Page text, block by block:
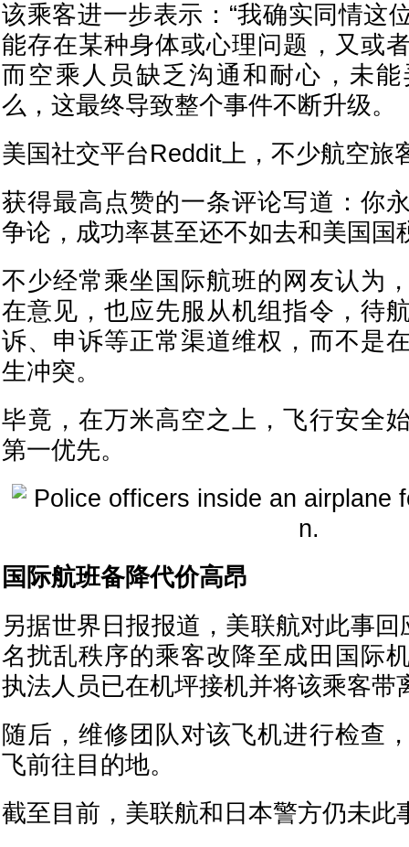
该乘客进一步表示：“我确实同情这
能存在某种身体或心理问题，又或
而空乘人员缺乏沟通和耐心，未
么，这最终导致整个事件不断升级。
美国社交平台Reddit上，不少航空旅
获得最高点赞的一条评论写道：你
争论，成功率甚至还不如去和美国国
不少经常乘坐国际航班的网友认为
在意见，也应先服从机组指令，待
诉、申诉等正常渠道维权，而不是
生冲突。
毕竟，在万米高空之上，飞行安全
第一优先。
国际航班备降代价高昂
另据世界日报报道，美联航对此事
名扰乱秩序的乘客改降至成田国际
执法人员已在机坪接机并将该乘客带
随后，维修团队对该飞机进行检查
飞前往目的地。
截至目前，美联航和日本警方仍未此